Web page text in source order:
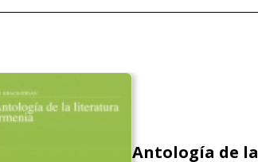
Antología de la